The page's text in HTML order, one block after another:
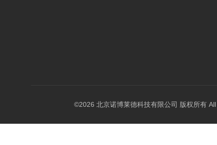
©2026 北京诺博莱德科技有限公司 版权所有